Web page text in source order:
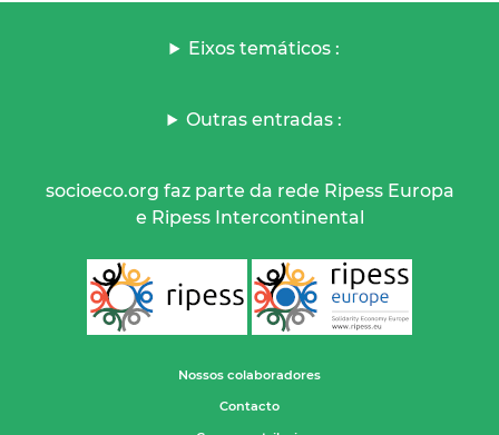
Eixos temáticos :
Outras entradas :
socioeco.org faz parte da rede Ripess Europa
e Ripess Intercontinental
Nossos colaboradores
Contacto